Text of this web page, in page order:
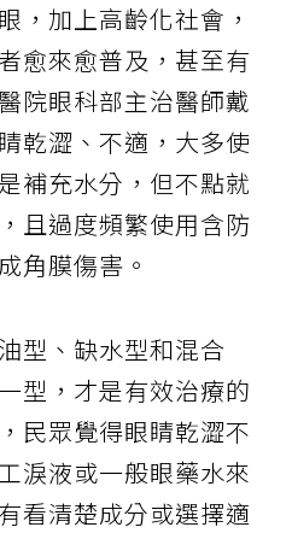
，加上高齡化社會，
愈來愈普及，甚至有
院眼科部主治醫師戴
乾澀、不適，大多使
補充水分，但不點就
且過度頻繁使用含防
角膜傷害。
型、缺水型和混合
型，才是有效治療的
民眾覺得眼睛乾澀不
淚液或一般眼藥水來
看清楚成分或選擇適